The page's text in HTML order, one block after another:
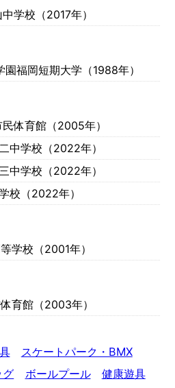
中学校（2017年）
園福岡短期大学（1988年）
民体育館（2005年）
中学校（2022年）
中学校（2022年）
校（2022年）
学校（2001年）
育館（2003年）
スケートパーク・BMX
グ
ボールプール
健康遊具